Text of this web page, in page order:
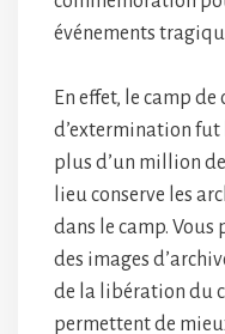
événements
En effet, le camp
d’extermination
plus d’un million
lieu conserve les
dans le camp.
des images
de la libération du
permettent de